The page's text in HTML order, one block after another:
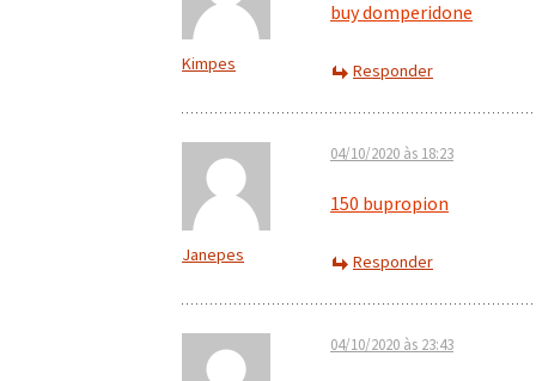
Kimpes
buy domperidone
Responder
Janepes
04/10/2020 às 18:23
150 bupropion
Responder
04/10/2020 às 23:43